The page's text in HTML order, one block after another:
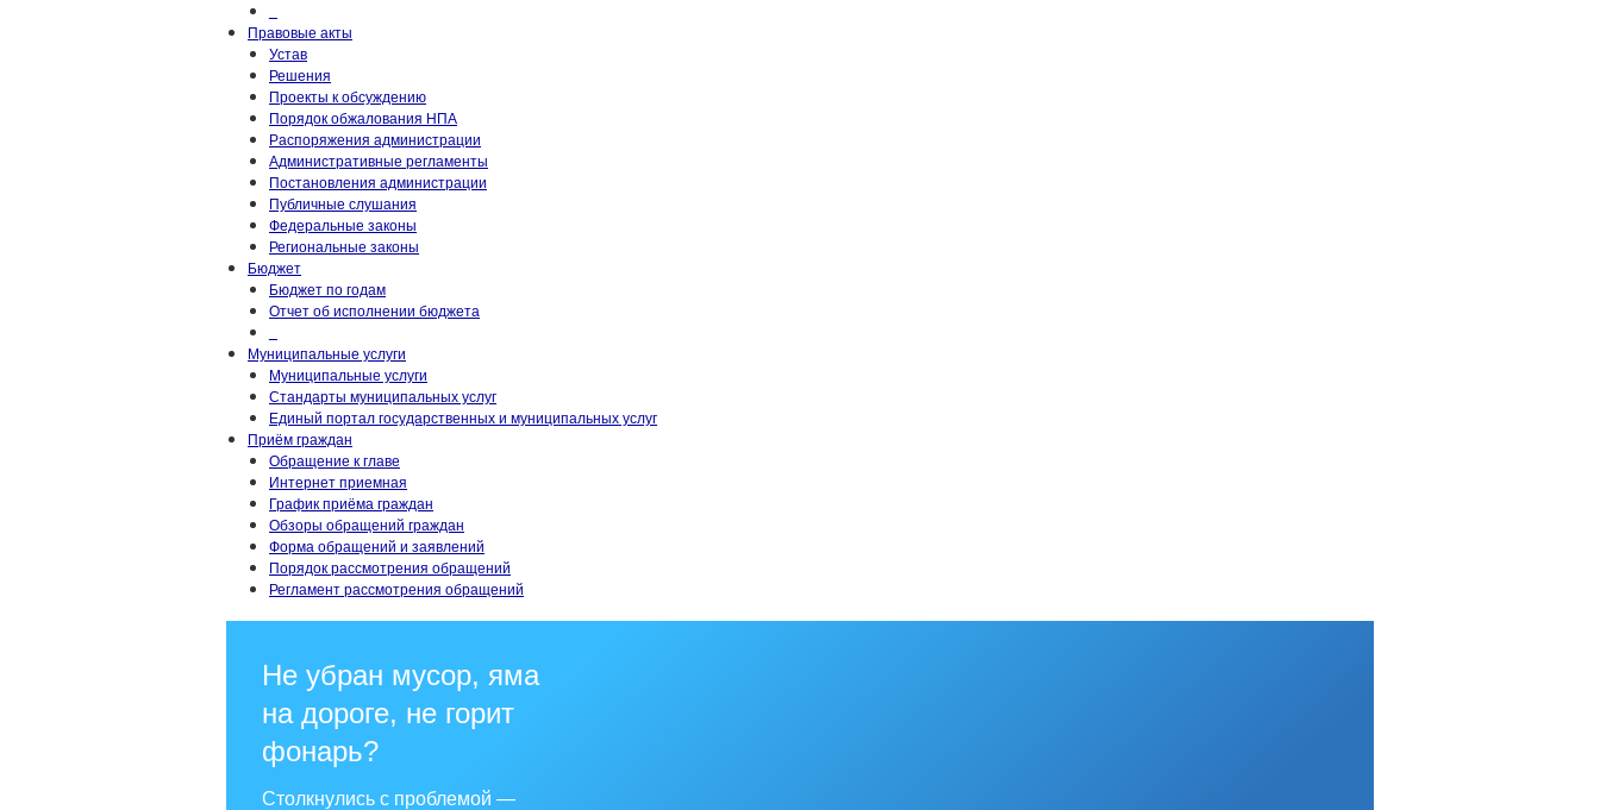
Правовые акты
Устав
Решения
Проекты к обсуждению
Порядок обжалования НПА
Распоряжения администрации
Административные регламенты
Постановления администрации
Публичные слушания
Федеральные законы
Региональные законы
Бюджет
Бюджет по годам
Отчет об исполнении бюджета
Муниципальные услуги
Муниципальные услуги
Стандарты муниципальных услуг
Единый портал государственных и муниципальных услуг
Приём граждан
Обращение к главе
Интернет приемная
График приёма граждан
Обзоры обращений граждан
Форма обращений и заявлений
Порядок рассмотрения обращений
Регламент рассмотрения обращений
Не убран мусор, яма
на дороге, не горит
фонарь?
Столкнулись с проблемой —